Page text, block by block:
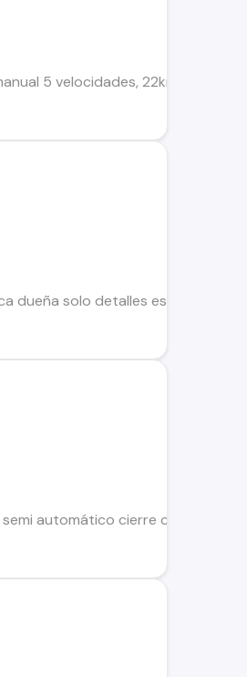
5 velocidades, 22km/l en
dueña solo detalles estetico
automático cierre